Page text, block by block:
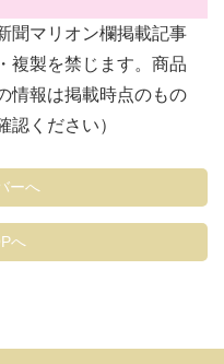
聞マリオン欄掲載記事
複製を禁じます。商品
情報は掲載時点のもの
認ください）
ーへ
へ